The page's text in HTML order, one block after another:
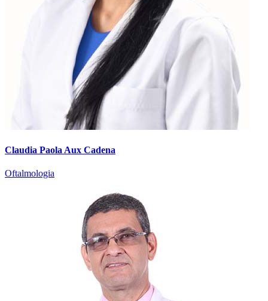
Claudia Paola Aux Cadena
Oftalmologia